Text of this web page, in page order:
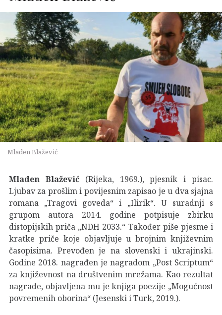
Mladen Blažević
Mladen Blažević(Rijeka, 1969.), pjesnik i pisac.
Ljubav za prošlim i povijesnim zapisao je u dva sjajna
romana „Tragovi goveda“ i „Ilirik“. U suradnji s
grupom autora 2014. godine potpisuje zbirku
distopijskih priča „NDH 2033.“ Također piše pjesme i
kratke priče koje objavljuje u brojnim književnim
časopisima. Prevođen je na slovenski i ukrajinski.
Godine 2018. nagrađen je nagradom „Post Scriptum“
za književnost na društvenim mrežama. Kao rezultat
nagrade, objavljena mu je knjiga poezije „Mogućnost
povremenih oborina“ (Jesenski i Turk, 2019.).